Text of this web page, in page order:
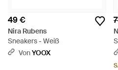
49 €
Nira Rubens
Sneakers - Weiß
VonYOOX